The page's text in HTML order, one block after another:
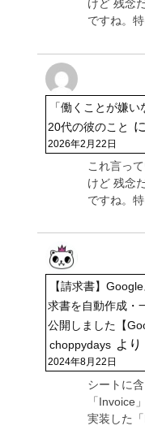
けど 残念
ですね。
「働くことが嫌
20代の彼のこと
に
2026年2月22日
これ言っ
けど 残念
ですね。
【請求書】
求書を自動作成・
公開しました【
choppydays より
2024年8月22日
シートに
「Invoice
実装した